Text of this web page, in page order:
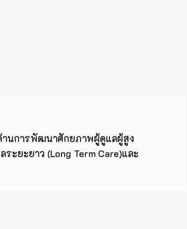
านการพัฒนาศักยภาพผู้ดูแลผู้สูง
ะยะยาว (Long Term Care)และ